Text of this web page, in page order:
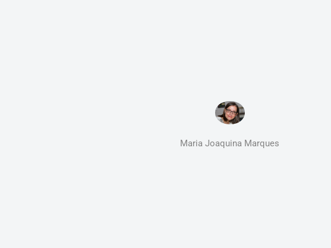
Maria Joaquina Marques